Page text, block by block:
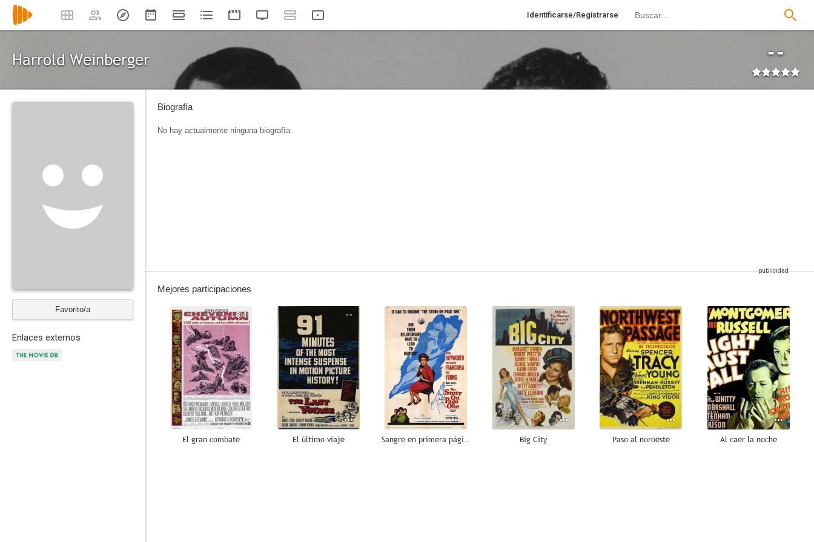
Identificarse/Registrarse
Harrold Weinberger --
Favorito/a
Enlaces externos
Biografía
No hay actualmente ninguna biografía.
Mejores participaciones
8.4
El gran combate
--
El último viaje
--
Sangre en primera página
--
Big City
--
Paso al noroeste
--
Al caer la noche